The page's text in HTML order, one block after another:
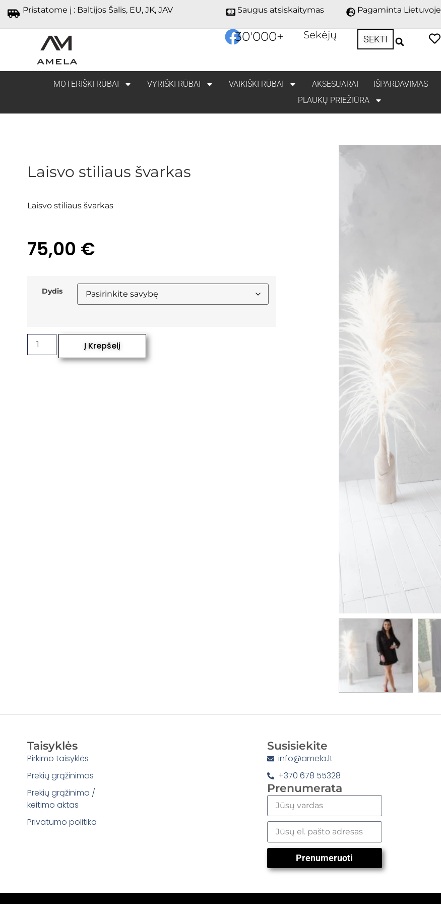
Pristatome į : Baltijos Šalis, EU, JK, JAV Saugus atsiskaitymas Pagaminta Lietuvoje
30'000+ Sekėjų SEKTI
MOTERIŠKI RŪBAI VYRIŠKI RŪBAI VAIKIŠKI RŪBAI AKSESUARAI IŠPARDAVIMAS
PLAUKŲ PRIEŽIŪRA
Laisvo stiliaus švarkas
Laisvo stiliaus švarkas
75,00 €
Dydis
Į Krepšelį
Taisyklės
Pirkimo taisyklės
Prekių grąžinimas
Prekių grąžinimo /
keitimo aktas
Privatumo politika
Susisiekite
info@amela.lt
+370 678 55328
Prenumerata
Prenumeruoti